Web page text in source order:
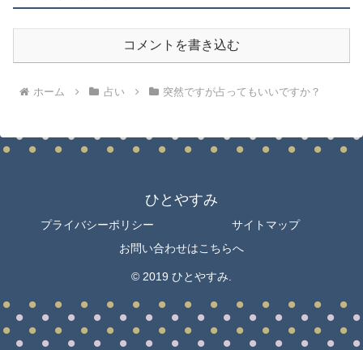
コメントを書き込む
ホーム 占い 突然ですが占ってもいいですか？
ひとやすみ
プライバシーポリシー
サイトマップ
お問い合わせはこちらへ
© 2019 ひとやすみ.